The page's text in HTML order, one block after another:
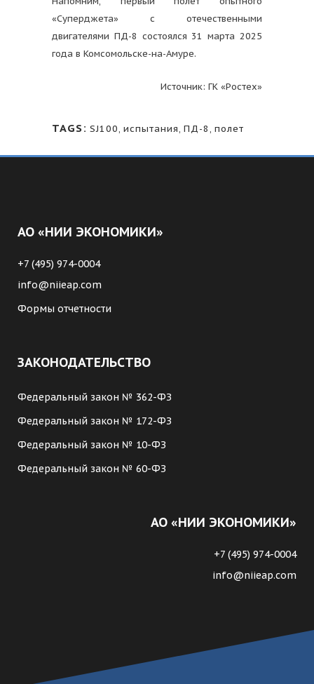
«Суперджета» с отечественными
двигателями ПД-8 состоялся 31 марта 2025
года в Комсомольске-на-Амуре.
Источник: ГК «Ростех»
TAGS: SJ100, испытания, ПД-8, полет
АО «НИИ ЭКОНОМИКИ»
+7 (495) 974-0004
info@niieap.com
Формы отчетности
ЗАКОНОДАТЕЛЬСТВО
Федеральный закон № 362-ФЗ
Федеральный закон № 172-ФЗ
Федеральный закон № 10-ФЗ
Федеральный закон № 60-ФЗ
АО «НИИ ЭКОНОМИКИ»
+7 (495) 974-0004
info@niieap.com